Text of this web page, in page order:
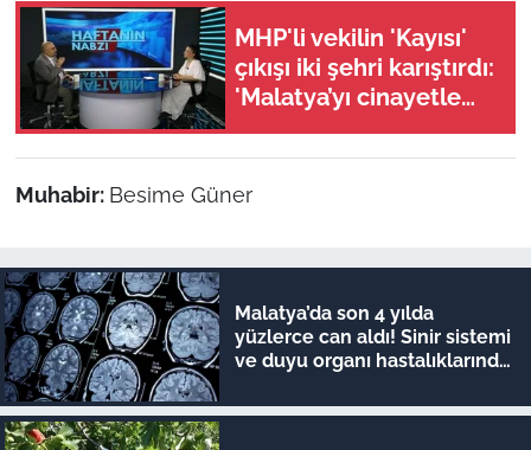
MHP'li vekilin 'Kayısı'
çıkışı iki şehri karıştırdı:
'Malatya’yı cinayetle
suçlayamazsınız!'
Muhabir: Besime Güner
Malatya’da son 4 yılda
yüzlerce can aldı! Sinir sistemi
ve duyu organı hastalıklarında